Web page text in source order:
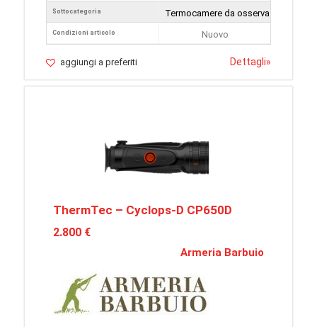
Sottocategoria
Condizioni articolo
Termocamere da osservazione
Nuovo
aggiungi a preferiti Dettagli»
ThermTec – Cyclops-D CP650D
2.800 €
Armeria Barbuio